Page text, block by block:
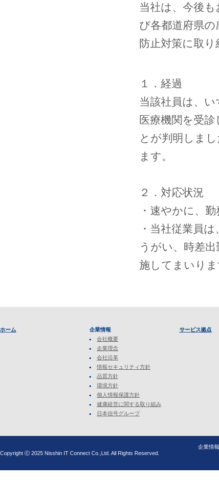
当社は、今後
び各都道府県
防止対策に取
１．経過
当該社員は、
医療機関を受
とが判明しま
ます。
２．対応状況
・速やかに、
・当社従業員
うがい、時差
施してまいり
ホーム
企業情報
会社概要
企業理念
会社沿革
情報セキュリティ方針
品質方針
環境方針
個人情報保護方針
健康経営に関する取り組み
日本信号グループ
サービス拠点
企業情報
Copyright ⓒ 2025 Nisshin IT Connect Co.,Ltd. All Rights Reserved.